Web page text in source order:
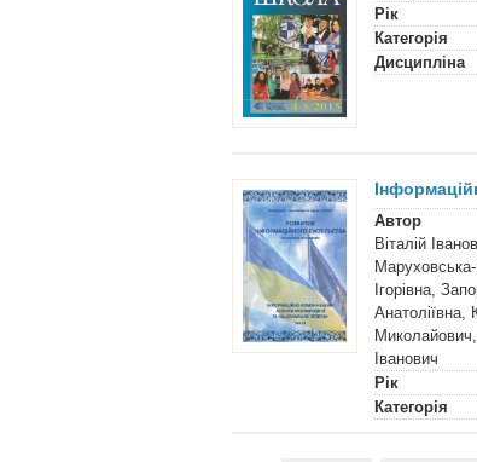
Рік
Категорія
Дисципліна
Автор
Віталій
Ігорівна,
Іванович
Рік
Категорія